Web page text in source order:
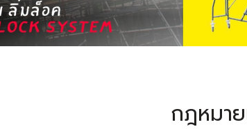
กฎหมา